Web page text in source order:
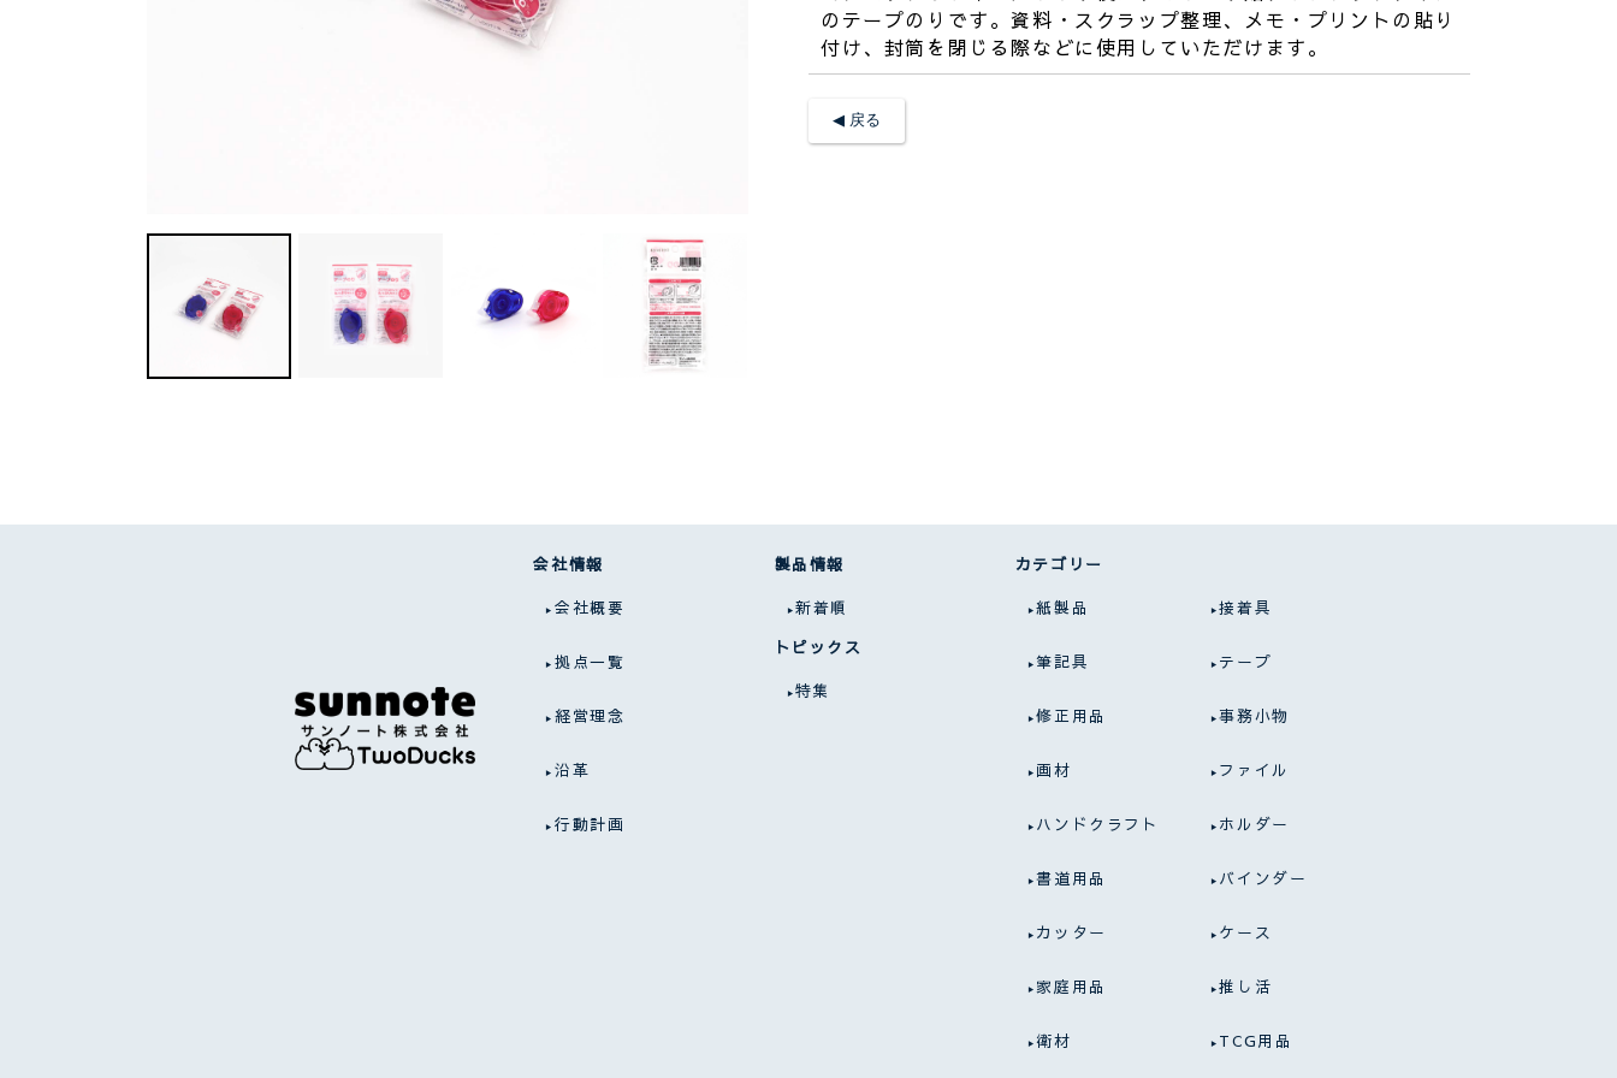
のテープのりです。資料・スクラップ整理、メモ・プリントの貼り
付け、封筒を閉じる際などに使用していただけます。
◀︎ 戻る
会社情報
会社概要
拠点一覧
経営理念
沿革
行動計画
製品情報
新着順
トピックス
特集
カテゴリー
紙製品 接着具
筆記具 テープ
修正用品 事務小物
画材 ファイル
ハンドクラフト ホルダー
書道用品 バインダー
カッター ケース
家庭用品 推し活
衛材 TCG用品